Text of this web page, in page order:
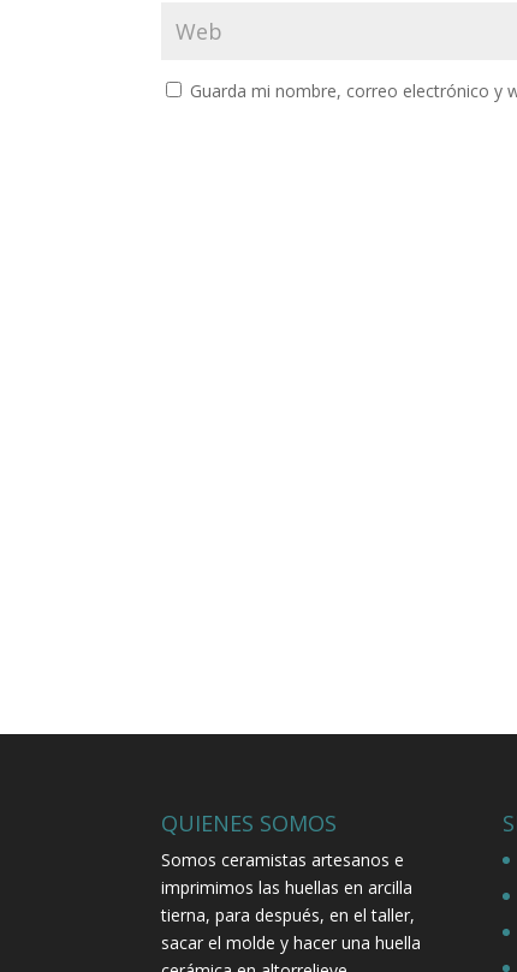
Guarda mi nombre, correo electrónico y
QUIENES SOMOS
Somos ceramistas artesanos e
imprimimos las huellas en arcilla
tierna, para después, en el taller,
sacar el molde y hacer una huella